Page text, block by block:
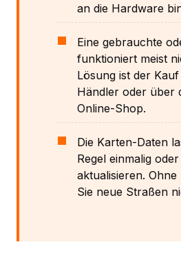
an die Hardware
Eine gebrauchte
funktioniert meist
Lösung ist der
Händler oder über
Online-Shop.
Die Karten-Daten
Regel einmalig
aktualisieren.
Sie neue Straßen